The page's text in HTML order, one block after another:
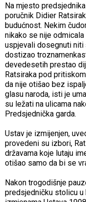
Na mjesto
poručnik Didier
budućnost. Nekim
nikako se nije
uspjevali dosegnuti niti
dostizao
devedesetih prestao
Ratsiraka pod
da nije otišao bez
glasu naroda, isti je
su ležati na ulicama
Predsjednička garda.
Ustav je izmijenjen,
provedeni su izbori,
državama koje lutaju
otišao samo da bi se
Nakon trogodišnje
predsjedničku stolicu